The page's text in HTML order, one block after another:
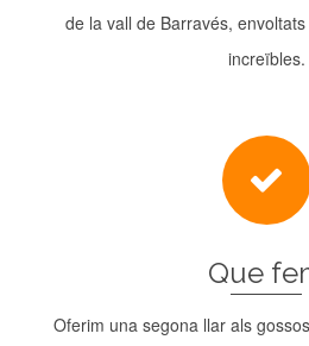
de la vall de Barravés,
increïbles.
Que
Oferim una segona llar als